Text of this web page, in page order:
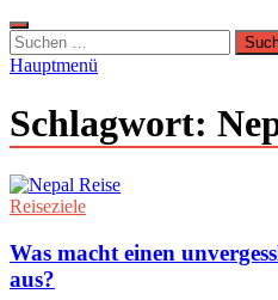
Suchen
nach:
Hauptmenü
Schlagwort:
Reiseziele
Was macht einen
aus?